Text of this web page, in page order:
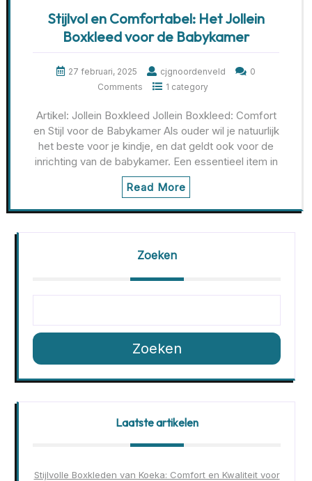
Stijlvol en Comfortabel: Het Jollein
Boxkleed voor de Babykamer
27 februari, 2025 cjgnoordenveld
0
Comments
1 category
Artikel: Jollein Boxkleed Jollein Boxkleed: Comfort
en Stijl voor de Babykamer Als ouder wil je natuurlijk
het beste voor je kindje, en dat geldt ook voor de
inrichting van de babykamer. Een essentieel item in
Read More
Zoeken
Zoeken
Laatste artikelen
Stijlvolle Boxkleden van Koeka: Comfort en Kwaliteit voor